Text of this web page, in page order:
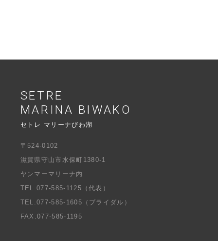
SETRE
MARINA BIWAKO
セトレ マリーナびわ湖
〒524-0102
滋賀県守山市水保町1380-1
ヤンマーマリーナ内
TEL.077-585-1125 （代表）
TEL.077-585-1605 （ブライダル）
FAX.077-585-1195